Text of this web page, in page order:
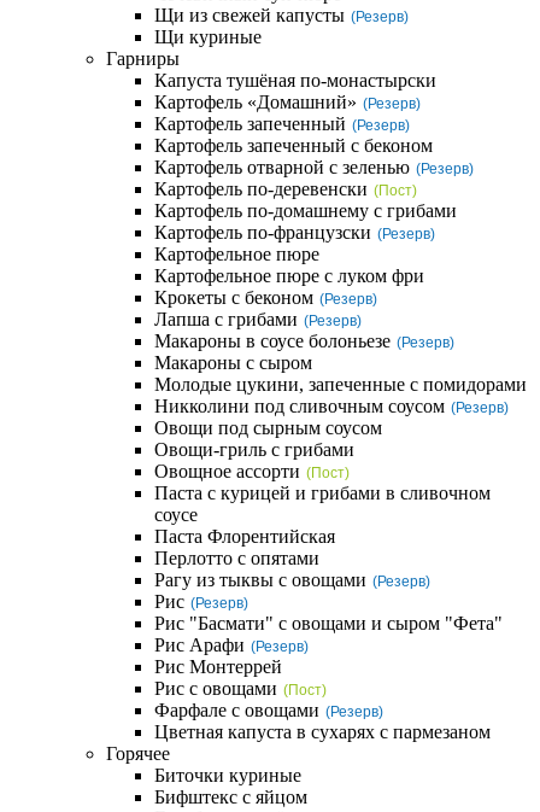
Щи из свежей капусты (Резерв)
Щи куриные
Гарниры
Капуста тушёная по-монастырски
Картофель «Домашний» (Резерв)
Картофель запеченный (Резерв)
Картофель запеченный с беконом
Картофель отварной с зеленью (Резерв)
Картофель по-деревенски (Пост)
Картофель по-домашнему с грибами
Картофель по-французски (Резерв)
Картофельное пюре
Картофельное пюре с луком фри
Крокеты с беконом (Резерв)
Лапша с грибами (Резерв)
Макароны в соусе болоньезе (Резерв)
Макароны с сыром
Молодые цукини, запеченные с помидорами
Никколини под сливочным соусом (Резерв)
Овощи под сырным соусом
Овощи-гриль с грибами
Овощное ассорти (Пост)
Паста с курицей и грибами в сливочном
соусе
Паста Флорентийская
Перлотто с опятами
Рагу из тыквы с овощами (Резерв)
Рис (Резерв)
Рис "Басмати" с овощами и сыром "Фета"
Рис Арафи (Резерв)
Рис Монтеррей
Рис с овощами (Пост)
Фарфале с овощами (Резерв)
Цветная капуста в сухарях с пармезаном
Горячее
Биточки куриные
Бифштекс с яйцом